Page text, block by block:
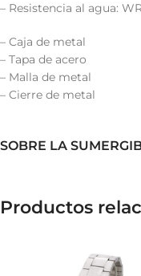
– Resistencia al agua:
– Caja de metal
– Tapa de acero
– Malla de metal
– Cierre de metal
SOBRE LA
Productos